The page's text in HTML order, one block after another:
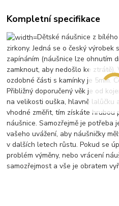
Kompletní specifikace
Dětské náušnice z
zirkony. Jedná se o český výrobek
zapínáním (náušnice lze ohnutím
zamknout, aby nedošlo ke ztrátě).
ozdobné části s kamínky je 5mm.
Přibližný doporučený věk je od
na velikosti ouška, hlavně lalůčku
vhodné změřit, tím získáte
náušnice. Samozřejmě je potřeba
vašeho uvážení, aby náušničky
v dalších letech růstu. Pokud se
problém výměny, nebo vrácení
samozřejmost a vše je obratem